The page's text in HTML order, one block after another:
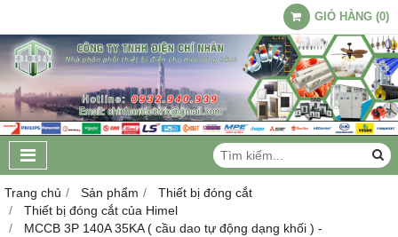
GIỎ HÀNG (0)
Trang chủ Sản phẩm
Thiết bị đóng cắt
Thiết bị đóng cắt của Himel
MCCB 3P 140A 35KA ( cầu dao tự động dạng khối ) -